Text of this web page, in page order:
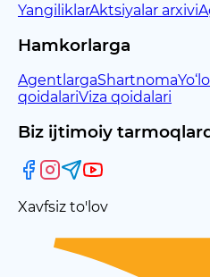
YangiliklarAktsiyalar arxivi
Hamkorlarga
AgentlargaShartnoma
qoidalariViza qoidalari
Biz ijtimoiy
Xavfsiz to'lov